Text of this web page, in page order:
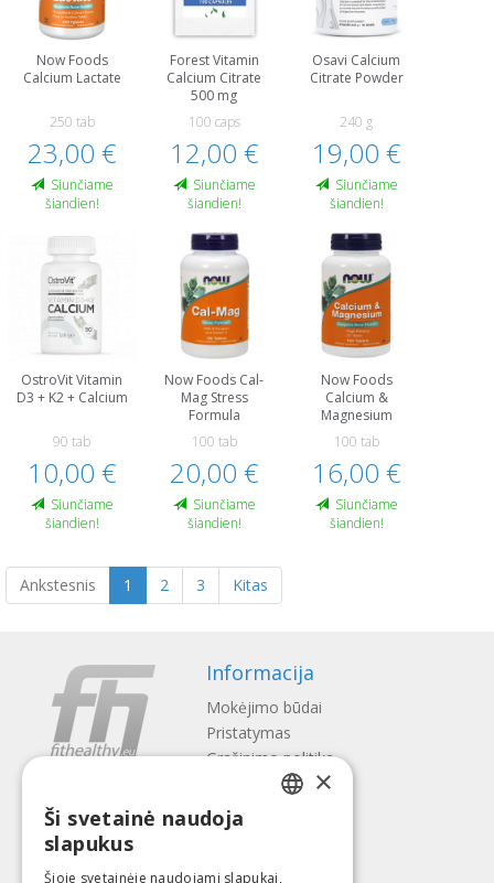
Now Foods
Calcium Lactate
250 tab
23,00 €
Siunčiame
šiandien!
Forest Vitamin
Calcium Citrate
500 mg
100 caps
12,00 €
Siunčiame
šiandien!
Osavi Calcium
Citrate Powder
240 g
19,00 €
Siunčiame
šiandien!
OstroVit Vitamin
D3 + K2 + Calcium
90 tab
10,00 €
Siunčiame
šiandien!
Now Foods Cal-
Mag Stress
Formula
100 tab
20,00 €
Siunčiame
šiandien!
Now Foods
Calcium &
Magnesium
100 tab
16,00 €
Siunčiame
šiandien!
Ankstesnis 1 2 3 Kitas
Informacija
Mokėjimo būdai
Pristatymas
Gražinimo politika
Apie mus
Kontaktai
Privatumo politika
×
Ši svetainė naudoja
slapukus
Šioje svetainėje naudojami slapukai,